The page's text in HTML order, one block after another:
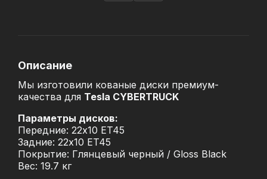
Описание
Мы изготовили кованые диски премиум-
качества для Tesla CYBERTRUCK
Параметры дисков:
Передние: 22x10 ET45
Задние: 22x10 ET45
Покрытие: Глянцевый черный / Gloss Black
Вес: 19.7 кг